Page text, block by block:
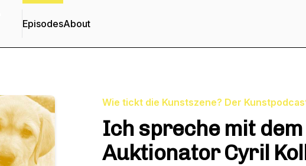
EpisodesAbout
Wie tickt die Kunstszene? Der
Ich spreche mit dem
Auktionator Cyril